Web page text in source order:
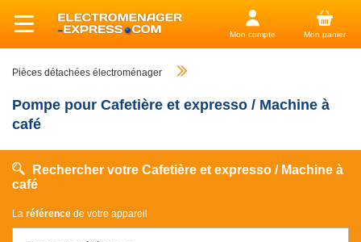
Mon compte Mon panier
Pièces détachées électroménager
Pompe pour Cafetière et expresso / Machine à
café
Rechercher votre Cafetière et expresso / Machine à
café
La référence de votre appareil